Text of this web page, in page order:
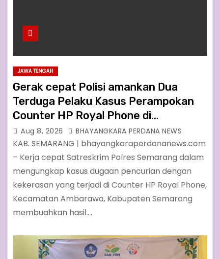
JAWA TENGAH
Gerak cepat Polisi amankan Dua
Terduga Pelaku Kasus Perampokan
Counter HP Royal Phone di
Ambarawa
Aug 8, 2026 BHAYANGKARA PERDANA NEWS
KAB. SEMARANG | bhayangkaraperdananews.com
– Kerja cepat Satreskrim Polres Semarang dalam
mengungkap kasus dugaan pencurian dengan
kekerasan yang terjadi di Counter HP Royal Phone,
Kecamatan Ambarawa, Kabupaten Semarang
membuahkan hasil.…